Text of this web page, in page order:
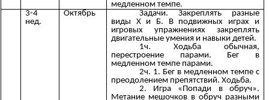
медленном темпе.
3-4
нед.
Октябрь
Задачи. Закреплять разные
виды Х и Б. В подвижных играх и
игровых упражнениях закреплять
двигательные умения и навыки детей.
1ч. Ходьба обычная,
перестроение парами. Бег в
медленном темпе парами.
2ч. 1. Бег в медленном темпе с
преодолением препятствий. Ходьба.
2. Игра «Попади в обруч».
Метание мешочков в обруч разными